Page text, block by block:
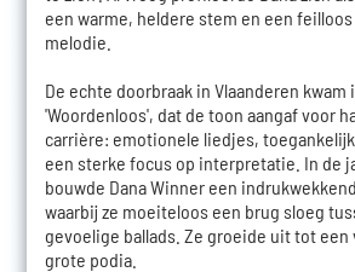
een warme, heldere stem en een
melodie.
De echte doorbraak in Vlaanderen kwam
'Woordenloos', dat de toon aangaf voor
carrière: emotionele liedjes,
een sterke focus op interpretatie. In de
bouwde Dana Winner een
waarbij ze moeiteloos een brug sloeg
gevoelige ballads. Ze groeide uit tot een
grote podia.